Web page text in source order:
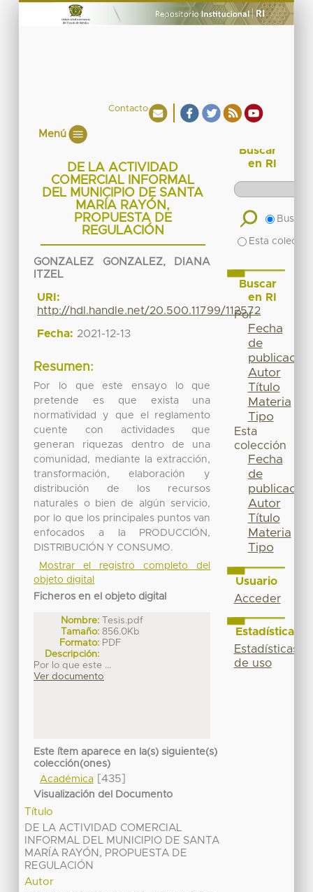
Contacto
Menú
DE LA ACTIVIDAD
COMERCIAL INFORMAL
DEL MUNICIPIO DE SANTA
MARÍA RAYÓN,
PROPUESTA DE
REGULACIÓN
GONZALEZ GONZALEZ, DIANA
ITZEL
URI:
http://hdl.handle.net/20.500.11799/112572
Fecha: 2021-12-13
Resumen:
Por lo que este ensayo lo que
pretende es que exista una
normatividad y que el reglamento
cuente con actividades que
generan riquezas dentro de una
comunidad, mediante la extracción,
transformación, elaboración y
distribución de los recursos
naturales o bien de algún servicio,
por lo que los principales puntos van
enfocados a la PRODUCCIÓN,
DISTRIBUCIÓN Y CONSUMO.
Mostrar el registro completo del
objeto digital
Ficheros en el objeto digital
Nombre: Tesis.pdf
Tamaño: 856.0Kb
Formato: PDF
Descripción:
Por lo que este ...
Ver documento
Este ítem aparece en la(s) siguiente(s)
colección(ones)
Académica[435]
Visualización del Documento
Título
DE LA ACTIVIDAD COMERCIAL
INFORMAL DEL MUNICIPIO DE SANTA
MARÍA RAYÓN, PROPUESTA DE
REGULACIÓN
Autor
Buscar
en RI
Buscar
Esta
Buscar
en RI
Por
Fecha
de
publicación
Autor
Título
Materia
Tipo
Esta
colección
Fecha
de
publicación
Autor
Título
Materia
Tipo
Usuario
Acceder
Estadísticas
Estadísticas
de uso